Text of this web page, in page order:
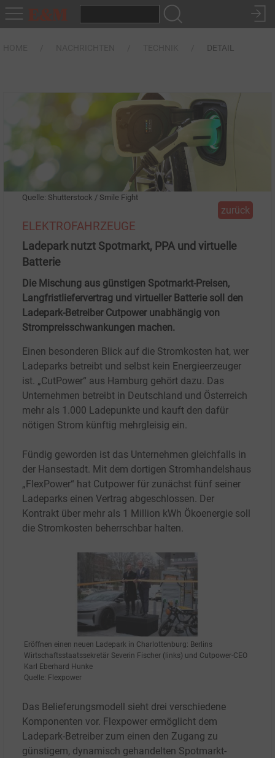
DETAIL
Quelle: Shutterstock / Smile Fight
zurück
ELEKTROFAHRZEUGE
Ladepark nutzt Spotmarkt, PPA und virtuelle
Batterie
Die Mischung aus günstigen Spotmarkt-Preisen,
Langfristliefervertrag und virtueller Batterie soll den
Ladepark-Betreiber Cutpower unabhängig von
Strompreisschwankungen machen.
Einen besonderen Blick auf die Stromkosten hat, wer
Ladeparks betreibt und selbst kein Energieerzeuger
ist. „CutPower“ aus Hamburg gehört dazu. Das
Unternehmen betreibt in Deutschland und Österreich
mehr als 1.000 Ladepunkte und kauft den dafür
nötigen Strom künftig mehrgleisig ein.
Fündig geworden ist das Unternehmen gleichfalls in
der Hansestadt. Mit dem dortigen Stromhandelshaus
„FlexPower“ hat Cutpower für zunächst fünf seiner
Ladeparks einen Vertrag abgeschlossen. Der
Kontrakt über mehr als 1
Million kWh Ökoenergie soll
die Stromkosten beherrschbar halten.
Eröffnen einen neuen Ladepark in Charlottenburg: Berlins
Wirtschaftsstaatssekretär Severin Fischer (links) und Cutpower-CEO
Karl Eberhard Hunke
Quelle: Flexpower
Das Belieferungsmodell sieht drei verschiedene
Komponenten vor. Flexpower ermöglicht dem
Ladepark-Betreiber zum einen den Zugang zu
günstigem, dynamisch gehandelten Spotmarkt-